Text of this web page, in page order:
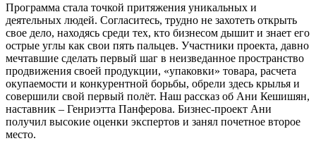
Программа стала точкой притяжения уникальных и
деятельных людей. Согласитесь, трудно не захотеть открыть
свое дело, находясь среди тех, кто бизнесом дышит и знает его
острые углы как свои пять пальцев. Участники проекта, давно
мечтавшие сделать первый шаг в неизведанное пространство
продвижения своей продукции, «упаковки» товара, расчета
окупаемости и конкурентной борьбы, обрели здесь крылья и
совершили свой первый полёт. Наш рассказ об Ани Кешишян,
наставник – Генриэтта Панферова. Бизнес-проект Ани
получил высокие оценки экспертов и занял почетное второе
место.